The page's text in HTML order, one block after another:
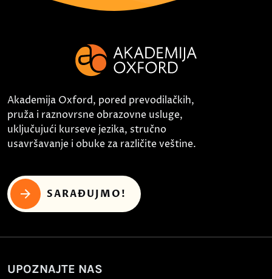
Akademija Oxford, pored prevodilačkih,
pruža i raznovrsne obrazovne usluge,
uključujući kurseve jezika, stručno
usavršavanje i obuke za različite veštine.
SARAĐUJMO!
UPOZNAJTE NAS